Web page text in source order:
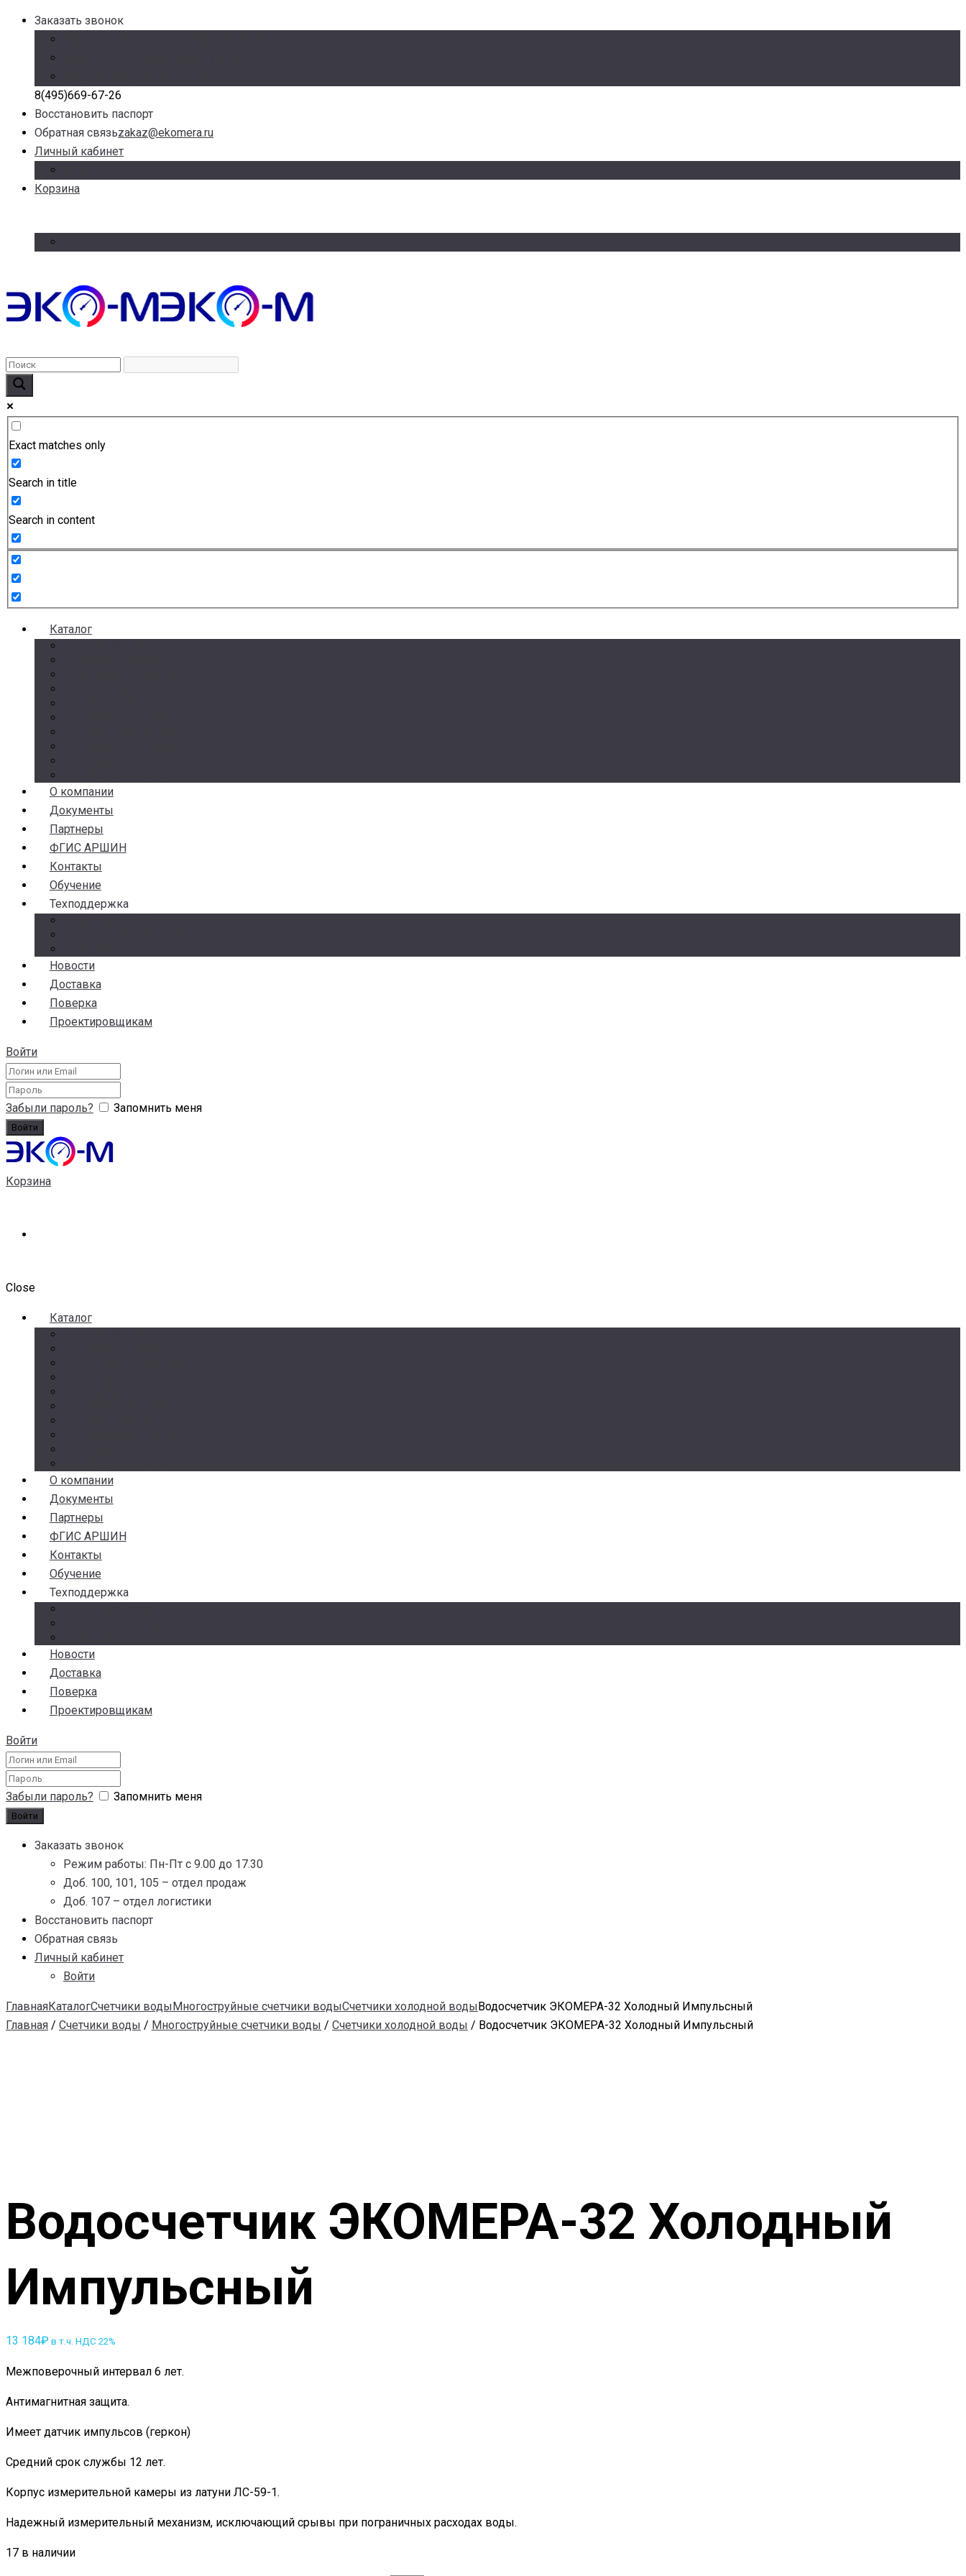
Заказать звонок
8(495)669-67-26
Восстановить паспорт
Обратная связьzakaz@ekomera.ru
Личный кабинет
Корзина
Exact matches only
Search in title
Search in content
Каталог
О компании
Документы
Партнеры
ФГИС АРШИН
Контакты
Обучение
Техподдержка
Новости
Доставка
Поверка
Проектировщикам
Войти
Забыли пароль? Запомнить меня
Корзина
Close
Каталог
О компании
Документы
Партнеры
ФГИС АРШИН
Контакты
Обучение
Техподдержка
Новости
Доставка
Поверка
Проектировщикам
Войти
Забыли пароль? Запомнить меня
Заказать звонок
Режим работы: Пн-Пт с 9.00 до 17.30
Доб. 100, 101, 105 – отдел продаж
Доб. 107 – отдел логистики
Восстановить паспорт
Обратная связь
Личный кабинет
Войти
ГлавнаяКаталогСчетчики водыМногоструйные счетчики водыСчетчики холодной водыВодосчетчик ЭКОМЕРА-32 Холодный Импульсный
Главная / Счетчики воды / Многоструйные счетчики воды / Счетчики холодной воды / Водосчетчик ЭКОМЕРА-32 Холодный Импульсный
Водосчетчик ЭКОМЕРА-32 Холодный
Импульсный
13 184₽ в т.ч. НДС 22%
Межповерочный интервал 6 лет.
Антимагнитная защита.
Имеет датчик импульсов (геркон)
Средний срок службы 12 лет.
Корпус измерительной камеры из латуни ЛС-59-1.
Надежный измерительный механизм, исключающий срывы при пограничных расходах воды.
17 в наличии